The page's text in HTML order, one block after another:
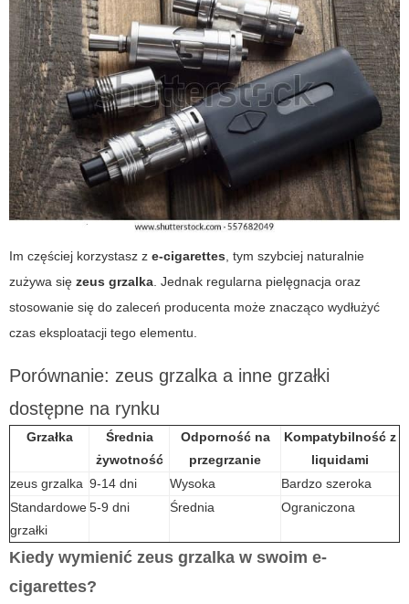
Im częściej korzystasz z e-cigarettes, tym szybciej naturalnie
zużywa się zeus grzalka. Jednak regularna pielęgnacja oraz
stosowanie się do zaleceń producenta może znacząco wydłużyć
czas eksploatacji tego elementu.
Porównanie: zeus grzalka a inne grzałki
dostępne na rynku
Grzałka
Średnia
żywotność
Odporność na
przegrzanie
Kompatybilność z
liquidami
zeus grzalka 9-14 dni Wysoka
Bardzo szeroka
Standardowe
grzałki
5-9 dni Średnia Ograniczona
Kiedy wymienić zeus grzalka w swoim e-
cigarettes?